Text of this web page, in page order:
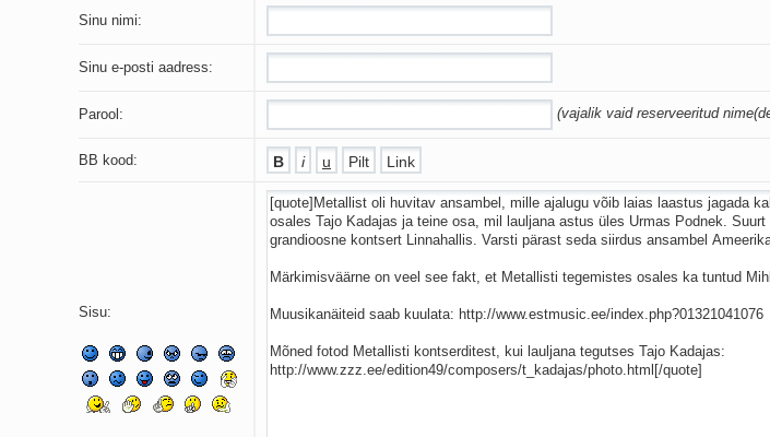
Sinu nimi:
Sinu e-posti aadress:
Parool: (vajalik vaid reserveeritud
BB kood:
Sisu: